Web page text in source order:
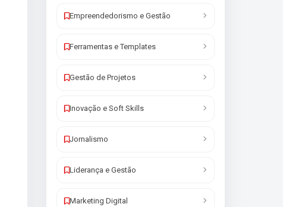
Empreendedorismo e Gestão
Ferramentas e Templates
Gestão de Projetos
Inovação e Soft Skills
Jornalismo
Liderança e Gestão
Marketing Digital